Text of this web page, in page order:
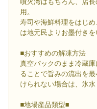
用。
寿司や海鮮料理をはじ
は地元民よりお墨付きを
■おすすめの解凍方法
真空パックのまま冷蔵
ることで旨みの流出を
けられない場合は、氷水
■地場産品類型■